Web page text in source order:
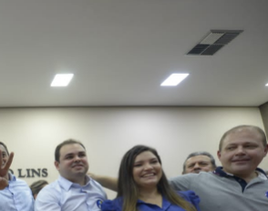
do menino Henry Borel
meio na emissora
de enteada: “Me via fazendo sexo”